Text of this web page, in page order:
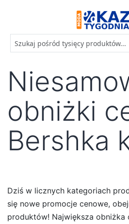
Moda
-
Okazje
obniżki
Bershka
Dziś w licznych kategoriach
się nowe promocje cenowe,
produktów! Największa obniżka